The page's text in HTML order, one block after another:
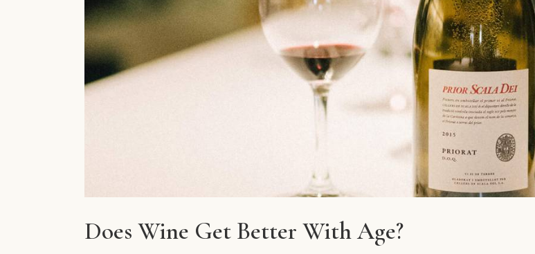
Does Wine Get Better With Age?